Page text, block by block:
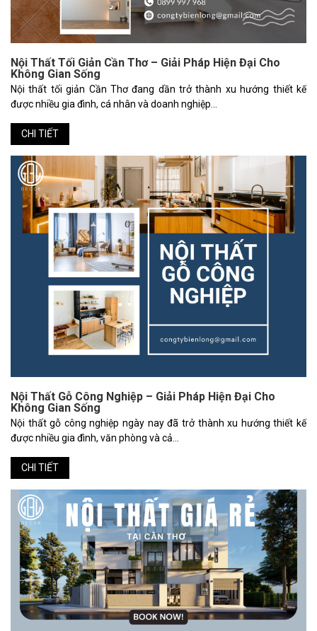
Nội Thất Tối Giản Cần Thơ – Giải Pháp Hiện Đại Cho
Không Gian Sống
Nội thất tối giản Cần Thơ đang dần trở thành xu hướng thiết kế
được nhiều gia đình, cá nhân và doanh nghiệp...
CHI TIẾT
Nội Thất Gỗ Công Nghiệp – Giải Pháp Hiện Đại Cho
Không Gian Sống
Nội thất gỗ công nghiệp ngày nay đã trở thành xu hướng thiết kế
được nhiều gia đình, văn phòng và cả...
CHI TIẾT